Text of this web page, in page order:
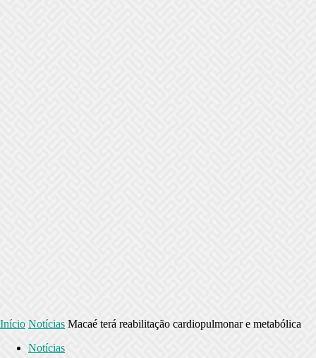
Início Notícias Macaé terá reabilitação cardiopulmonar e metabólica
Notícias